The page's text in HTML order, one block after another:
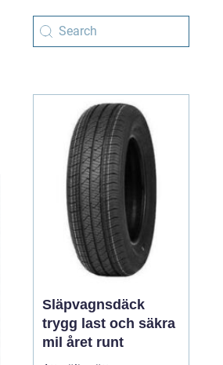
Släpvagnsdäck
trygg last och säkra
mil året runt